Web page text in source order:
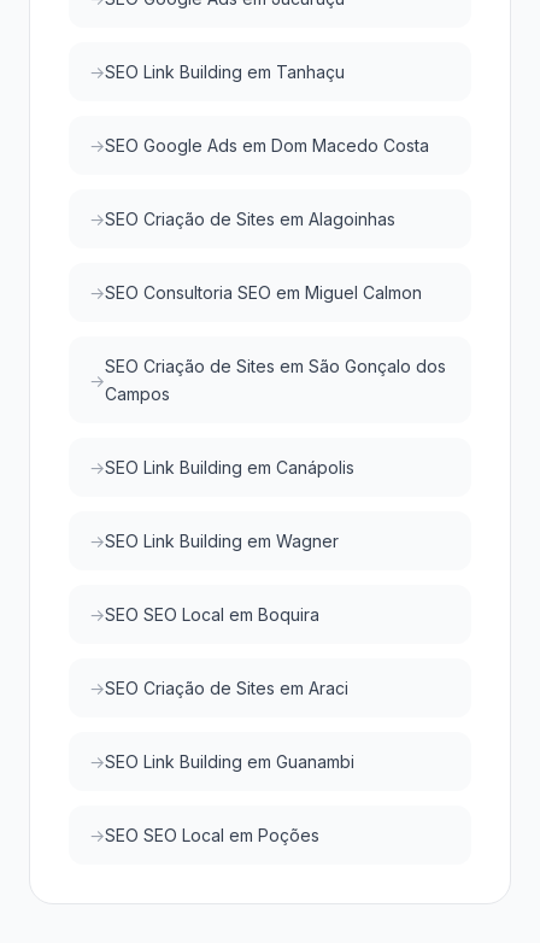
SEO Link Building em Tanhaçu
SEO Google Ads em Dom Macedo Costa
SEO Criação de Sites em Alagoinhas
SEO Consultoria SEO em Miguel Calmon
SEO Criação de Sites em São Gonçalo dos
Campos
SEO Link Building em Canápolis
SEO Link Building em Wagner
SEO SEO Local em Boquira
SEO Criação de Sites em Araci
SEO Link Building em Guanambi
SEO SEO Local em Poções